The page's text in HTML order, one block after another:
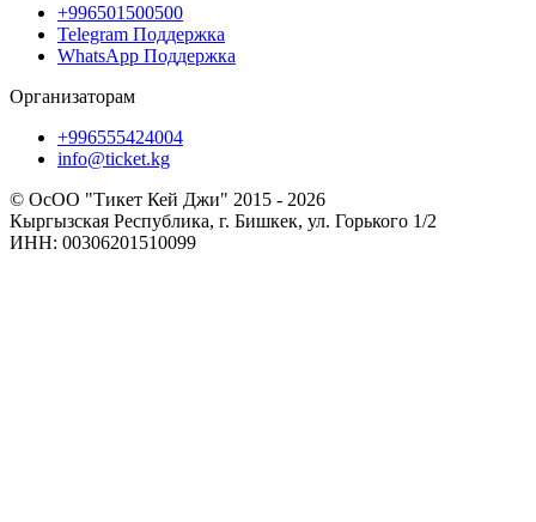
+996501500500
Telegram Поддержка
WhatsApp Поддержка
Организаторам
+996555424004
info@ticket.kg
© ОсОО "Тикет Кей Джи" 2015 - 2026
Кыргызская Республика, г. Бишкек, ул. Горького 1/2
ИНН: 00306201510099